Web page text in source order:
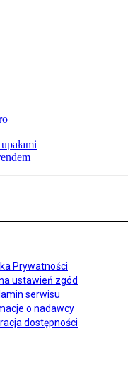
Prywatności
ustawień zgód
serwisu
o nadawcy
dostępności